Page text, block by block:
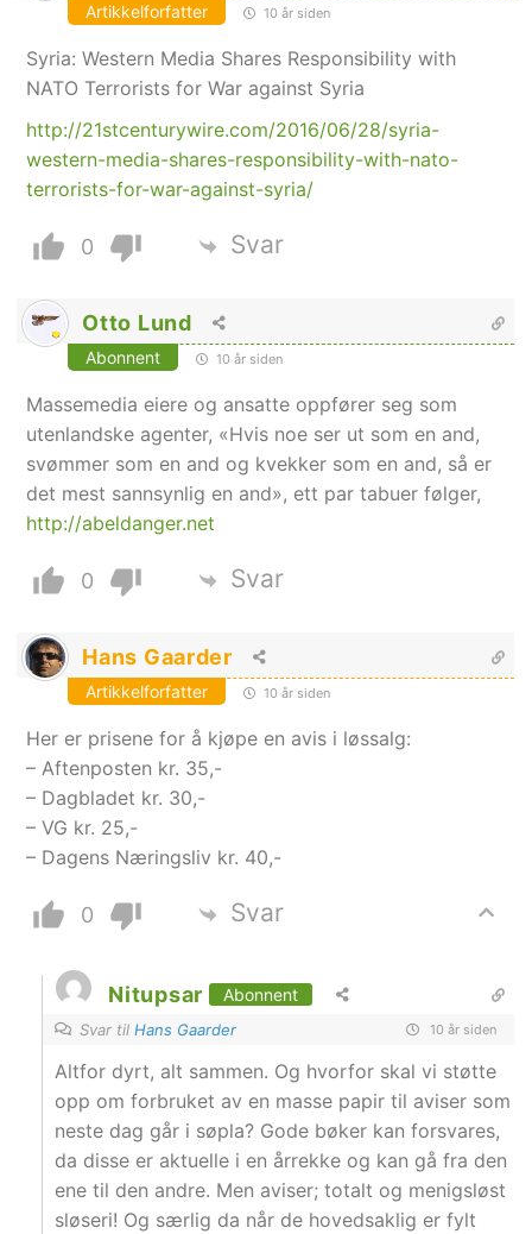
Artikkelforfatter 10 år siden
Syria: Western Media Shares Responsibility with
NATO Terrorists for War against Syria
http://21stcenturywire.com/2016/06/28/syria-
western-media-shares-responsibility-with-nato-
terrorists-for-war-against-syria/
0 Svar
Otto Lund
Abonnent 10 år siden
Massemedia eiere og ansatte oppfører seg som
utenlandske agenter, «Hvis noe ser ut som en and,
svømmer som en and og kvekker som en and, så er
det mest sannsynlig en and», ett par tabuer følger,
http://abeldanger.net
0 Svar
Hans Gaarder
Artikkelforfatter 10 år siden
Her er prisene for å kjøpe en avis i løssalg:
– Aftenposten kr. 35,-
– Dagbladet kr. 30,-
– VG kr. 25,-
– Dagens Næringsliv kr. 40,-
0 Svar
Nitupsar Abonnent
Svar tilHans Gaarder 10 år siden
Altfor dyrt, alt sammen. Og hvorfor skal vi støtte
opp om forbruket av en masse papir til aviser som
neste dag går i søpla? Gode bøker kan forsvares,
da disse er aktuelle i en årrekke og kan gå fra den
ene til den andre. Men aviser; totalt og menigsløst
sløseri! Og særlig da når de hovedsaklig er fylt